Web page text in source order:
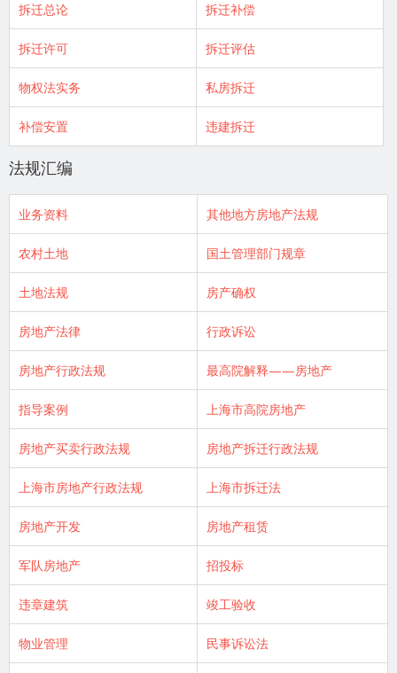
拆迁总论 拆迁补偿
拆迁许可 拆迁评估
物权法实务 私房拆迁
补偿安置 违建拆迁
法规汇编
业务资料 其他地方房地产法规
农村土地 国土管理部门规章
土地法规 房产确权
房地产法律 行政诉讼
房地产行政法规 最高院解释——房地产
指导案例 上海市高院房地产
房地产买卖行政法规 房地产拆迁行政法规
上海市房地产行政法规 上海市拆迁法
房地产开发 房地产租赁
军队房地产 招投标
违章建筑 竣工验收
物业管理 民事诉讼法